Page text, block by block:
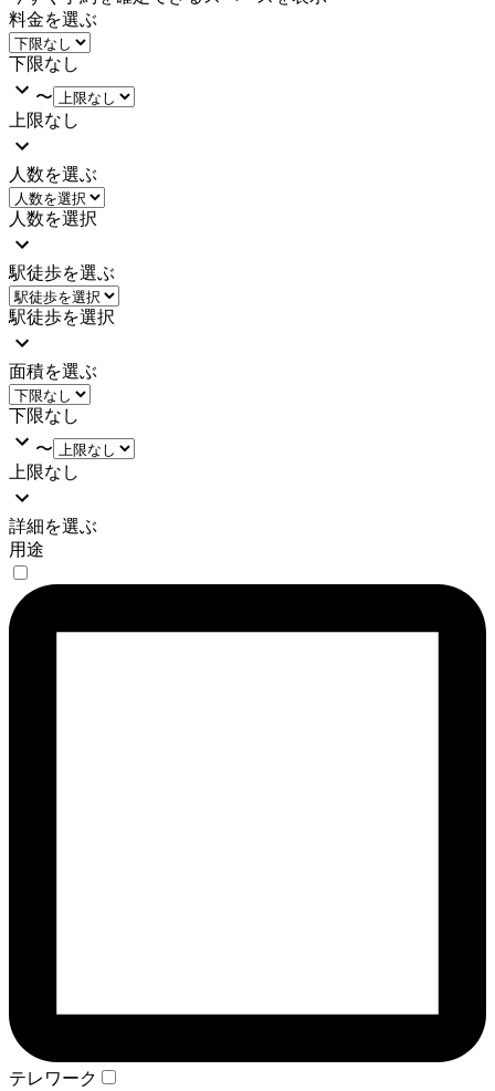
料金を選ぶ
下限なし
〜
上限なし
人数を選ぶ
人数を選択
駅徒歩を選ぶ
駅徒歩を選択
面積を選ぶ
下限なし
〜
上限なし
詳細を選ぶ
用途
テレワーク